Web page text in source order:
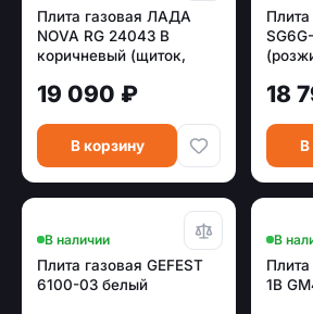
Плита газовая ЛАДА
NOVA RG 24043 B
коричневый (щиток,
19 090 ₽
В корзину
Плита
18
В
В наличии
Плита газовая GEFEST
6100-03 белый
В
Плита
1B